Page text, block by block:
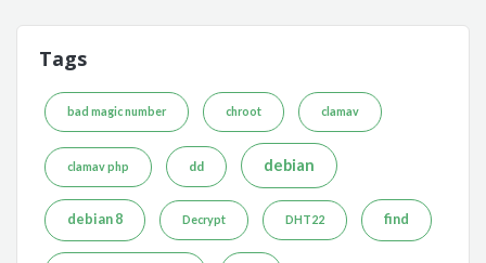
Tags
bad magic number chroot clamav
clamav php dd debian
debian 8 Decrypt DHT22 find